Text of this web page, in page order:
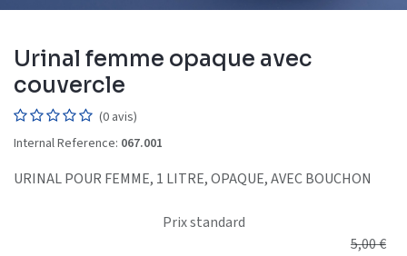
Urinal femme opaque avec
couvercle
(0 avis)
Internal Reference: 067.001
URINAL POUR FEMME, 1 LITRE, OPAQUE, AVEC BOUCHON
Prix standard
5,00€